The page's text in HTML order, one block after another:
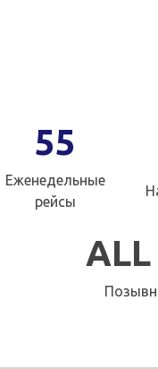
55
Еженедельные
рейсы
ALL